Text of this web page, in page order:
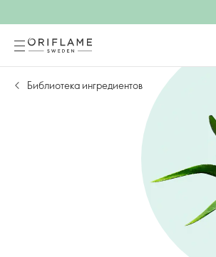
Библиотека ингредиентов